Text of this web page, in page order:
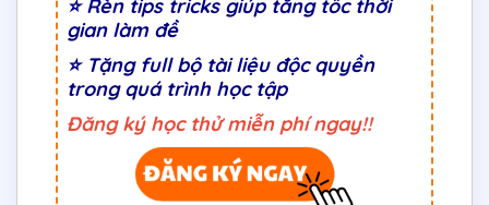
⭐ Rèn tips tricks giúp tăng tốc thời
gian làm đề
⭐ Tặng full bộ tài liệu độc quyền
trong quá trình học tập
Đăng ký học thử miễn phí ngay!!